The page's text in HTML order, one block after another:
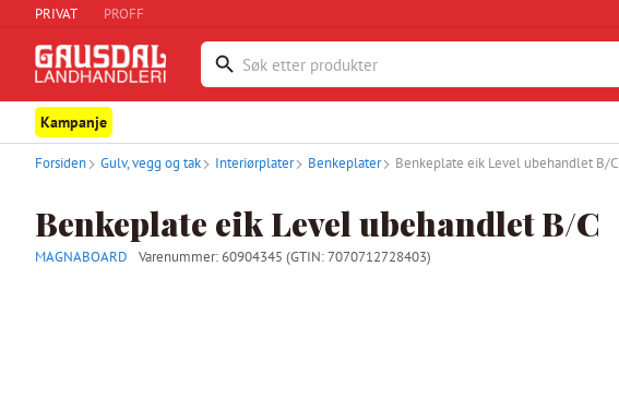
PRIVAT PROFF
Kampanje
Forsiden Gulv, vegg og tak Interiørplater Benkeplater Benkeplate eik Level ubehandlet B/C
Benkeplate eik Level ubehandlet B/C
MAGNABOARD Varenummer:60904345 (GTIN: 7070712728403)